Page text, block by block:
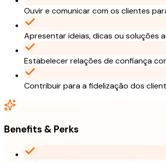
Ouvir e comunicar com os clientes
Apresentar ideias, dicas ou soluções
Estabelecer relações de confiança
Contribuir para a fidelização dos
Benefits & Perks